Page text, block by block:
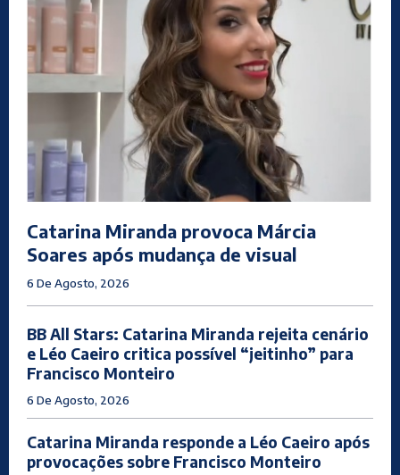
Catarina Miranda provoca Márcia
Soares após mudança de visual
6 De Agosto, 2026
BB All Stars: Catarina Miranda rejeita cenário
e Léo Caeiro critica possível “jeitinho” para
Francisco Monteiro
6 De Agosto, 2026
Catarina Miranda responde a Léo Caeiro após
provocações sobre Francisco Monteiro